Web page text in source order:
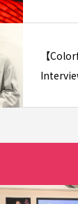
【